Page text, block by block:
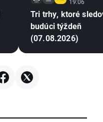
19:06
Tri trhy, ktoré
budúci týždeň
(07.08.2026)